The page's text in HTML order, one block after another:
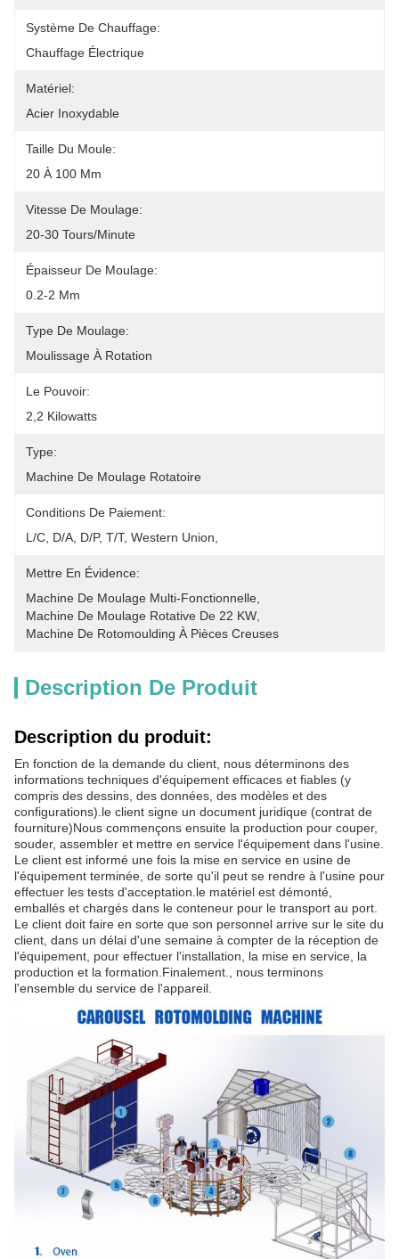
Système De Chauffage:
Chauffage Électrique
Matériel:
Acier Inoxydable
Taille Du Moule:
20 À 100 Mm
Vitesse De Moulage:
20-30 Tours/minute
Épaisseur De Moulage:
0.2-2 Mm
Type De Moulage:
Moulissage À Rotation
Le Pouvoir:
2,2 Kilowatts
Type:
Machine De Moulage Rotatoire
Conditions De Paiement:
L/C, D/A, D/P, T/T, Western Union,
Mettre En Évidence:
Machine De Moulage Multi-Fonctionnelle
Machine De Moulage Rotative De 22 KW
Machine De Rotomoulding À Pièces Creuses
Description De Produit
Description du produit:
En fonction de la demande du client, nous déterminons des
informations techniques d'équipement efficaces et fiables (y
compris des dessins, des données, des modèles et des
configurations).le client signe un document juridique (contrat de
fourniture)Nous commençons ensuite la production pour couper,
souder, assembler et mettre en service l'équipement dans l'usine.
Le client est informé une fois la mise en service en usine de
l'équipement terminée, de sorte qu'il peut se rendre à l'usine pour
effectuer les tests d'acceptation.le matériel est démonté,
emballés et chargés dans le conteneur pour le transport au port.
Le client doit faire en sorte que son personnel arrive sur le site du
client, dans un délai d'une semaine à compter de la réception de
l'équipement, pour effectuer l'installation, la mise en service, la
production et la formation.Finalement., nous terminons
l'ensemble du service de l'appareil.